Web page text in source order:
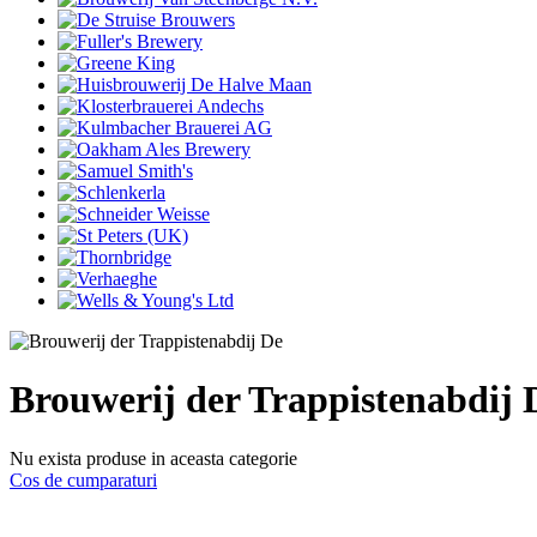
Brouwerij der Trappistenabdij
Nu exista produse in aceasta categorie
Cos de cumparaturi